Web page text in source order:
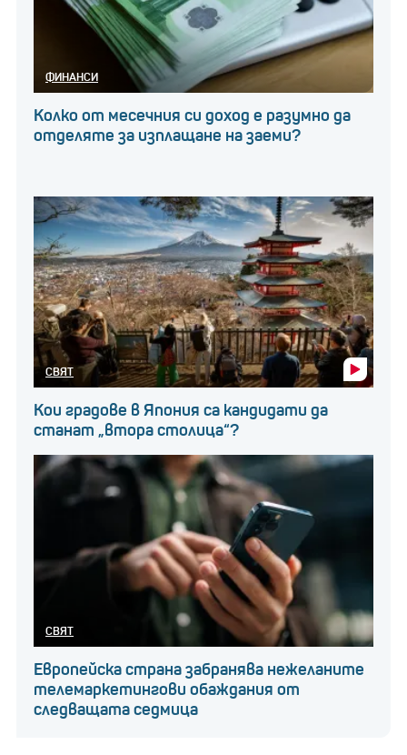
ФИНАНСИ
Колко от месечния си доход е разумно да
отделяте за изплащане на заеми?
СВЯТ
Кои градове в Япония са кандидати да
станат „втора столица“?
СВЯТ
Европейска страна забранява нежеланите
телемаркетингови обаждания от
следващата седмица